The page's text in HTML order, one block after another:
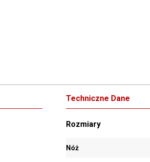
Techniczne Dane
Rozmiary
Nóż